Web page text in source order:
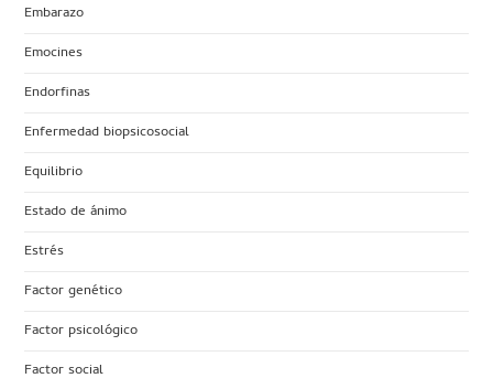
Embarazo
Emocines
Endorfinas
Enfermedad biopsicosocial
Equilibrio
Estado de ánimo
Estrés
Factor genético
Factor psicológico
Factor social